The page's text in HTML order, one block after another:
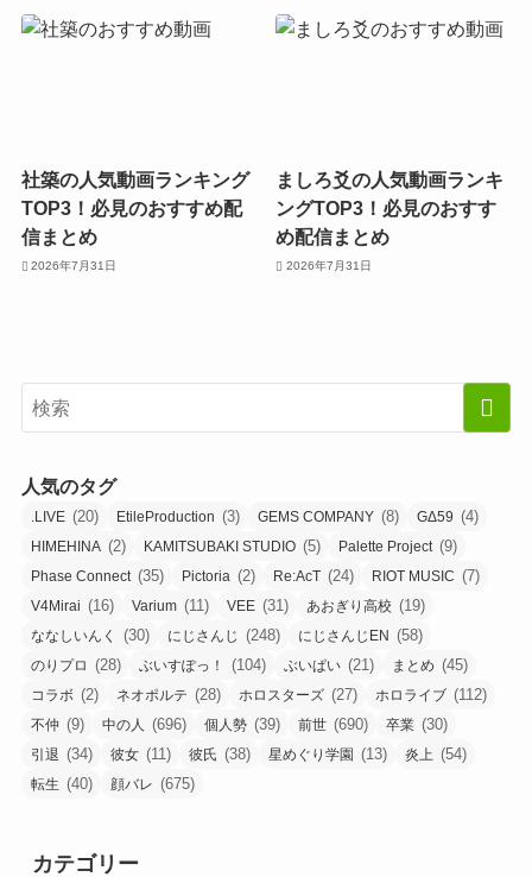
社築の人気動画ランキング
TOP3！必見のおすすめ配
信まとめ
2026年7月31日
ましろ爻の人気動画ランキ
ングTOP3！必見のおすす
め配信まとめ
2026年7月31日
人気のタグ
.LIVE (20) EtileProduction (3) GEMS COMPANY (8) GΔ59 (4)
HIMEHINA (2) KAMITSUBAKI STUDIO (5) Palette Project (9)
Phase Connect (35) Pictoria (2) Re:AcT (24) RIOT MUSIC (7)
V4Mirai (16) Varium (11) VEE (31) あおぎり高校 (19)
ななしいんく (30) にじさんじ (248) にじさんじEN (58)
のりプロ (28) ぶいすぽっ！ (104) ぶいぱい (21) まとめ (45)
コラボ (2) ネオポルテ (28) ホロスターズ (27) ホロライブ (112)
不仲 (9) 中の人 (696) 個人勢 (39) 前世 (690) 卒業 (30)
引退 (34) 彼女 (11) 彼氏 (38) 星めぐり学園 (13) 炎上 (54)
転生 (40) 顔バレ (675)
カテゴリー